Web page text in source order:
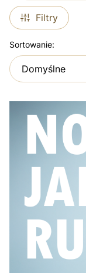
Filtry
Lista
Sortowanie:
Domyślne